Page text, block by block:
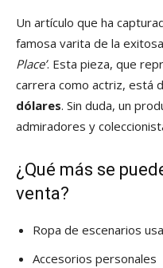
Un artículo que ha
famosa varita de la
Place’. Esta pieza, que
carrera como actriz, está
dólares. Sin duda, un
admiradores y
¿Qué más se
venta?
Ropa de escenarios
Accesorios personales